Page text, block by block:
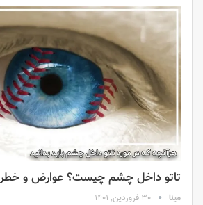
تاتو داخل چشم چیست؟ عوارض و
مینا 30 فروردین, 1401